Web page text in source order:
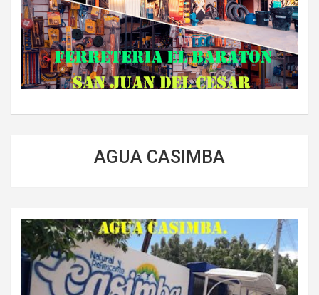
AGUA CASIMBA